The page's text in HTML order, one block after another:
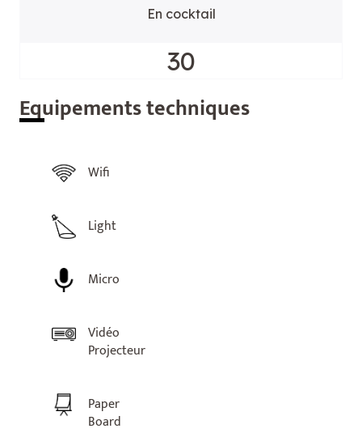
En cocktail
30
Equipements techniques
Wifi
Light
Micro
Vidéo
Projecteur
Paper
Board